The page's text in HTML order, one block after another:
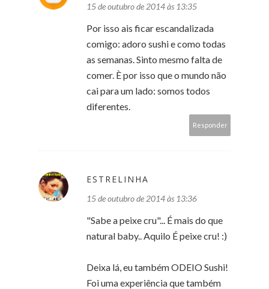
15 de outubro de 2014 às 13:35
Por isso ais ficar escandalizada
comigo: adoro sushi e como todas
as semanas. Sinto mesmo falta de
comer. È por isso que o mundo não
cai para um lado: somos todos
diferentes.
Responder
ESTRELINHA
15 de outubro de 2014 às 13:36
"Sabe a peixe cru"... É mais do que
natural baby.. Aquilo É peixe cru! :)
Deixa lá, eu também ODEIO Sushi!
Foi uma experiência que também